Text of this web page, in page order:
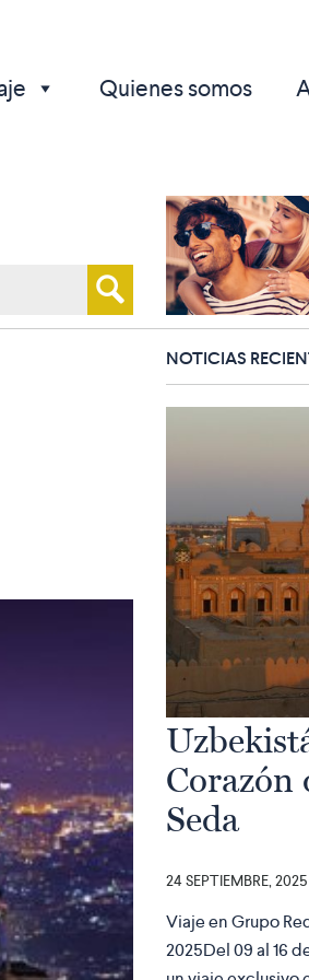
Quienes somos
p
NOTICIAS
Corazón
Seda
24 SEPTIEMBRE, 2025
Viaje en Grupo
2025Del 09 al 16